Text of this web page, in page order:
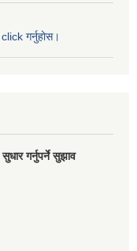
गर्नुहोस।
गर्नुपर्ने सुझाव